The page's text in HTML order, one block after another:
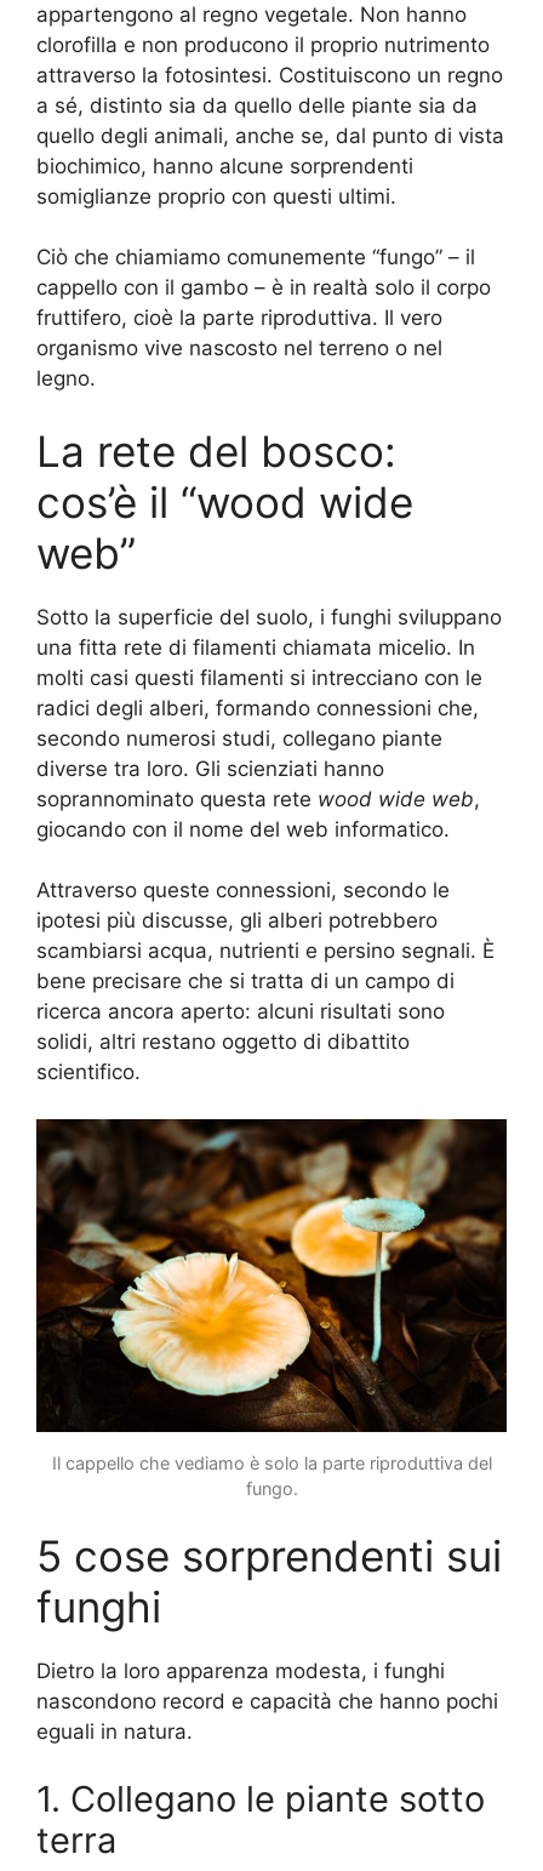
appartengono al regno vegetale. Non hanno
clorofilla e non producono il proprio nutrimento
attraverso la fotosintesi. Costituiscono un regno
a sé, distinto sia da quello delle piante sia da
quello degli animali, anche se, dal punto di vista
biochimico, hanno alcune sorprendenti
somiglianze proprio con questi ultimi.
Ciò che chiamiamo comunemente “fungo” – il
cappello con il gambo – è in realtà solo il corpo
fruttifero, cioè la parte riproduttiva. Il vero
organismo vive nascosto nel terreno o nel
legno.
La rete del bosco:
cos’è il “wood wide
web”
Sotto la superficie del suolo, i funghi sviluppano
una fitta rete di filamenti chiamata micelio. In
molti casi questi filamenti si intrecciano con le
radici degli alberi, formando connessioni che,
secondo numerosi studi, collegano piante
diverse tra loro. Gli scienziati hanno
soprannominato questa rete wood wide web,
giocando con il nome del web informatico.
Attraverso queste connessioni, secondo le
ipotesi più discusse, gli alberi potrebbero
scambiarsi acqua, nutrienti e persino segnali. È
bene precisare che si tratta di un campo di
ricerca ancora aperto: alcuni risultati sono
solidi, altri restano oggetto di dibattito
scientifico.
Il cappello che vediamo è solo la parte riproduttiva del
fungo.
5 cose sorprendenti sui
funghi
Dietro la loro apparenza modesta, i funghi
nascondono record e capacità che hanno pochi
eguali in natura.
1. Collegano le piante sotto
terra